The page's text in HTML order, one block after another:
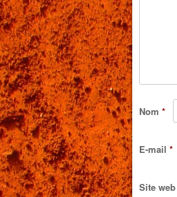
Nom *
E-mail *
Site web